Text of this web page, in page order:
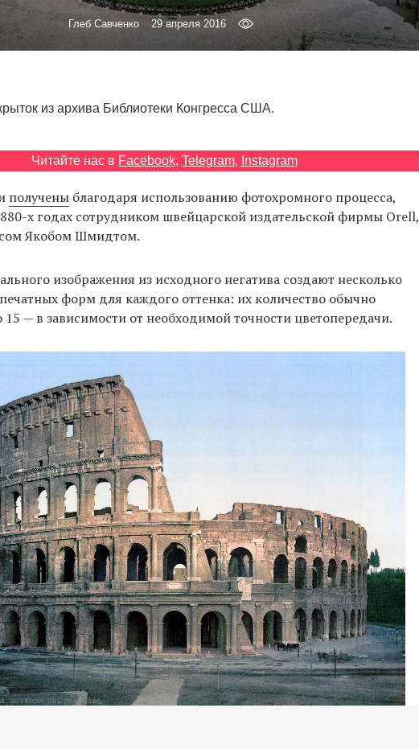
Глеб Савченко 29 апреля 2016
из архива Библиотеки Конгресса США.
Читайте нас в Facebook, Telegram, Instagram
получены благодаря использованию фотохромного процесса,
х годах сотрудником швейцарской издательской фирмы Orell,
Якобом Шмидтом.
изображения из исходного негатива создают несколько
форм для каждого оттенка: их количество обычно
15 — в зависимости от необходимой точности цветопередачи.